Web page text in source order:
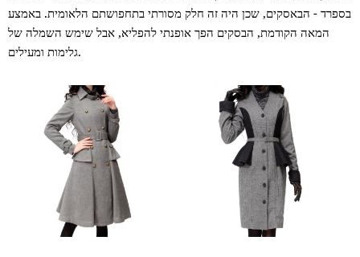
בספרד - הבאסקים, שכן היה זה חלק מסורתי בתחפושתם הלאומית. באמצע
המאה הקודמת, הבסקים הפך אופנתי להפליא, אבל שימש השמלה של
גלימות ומעילים.